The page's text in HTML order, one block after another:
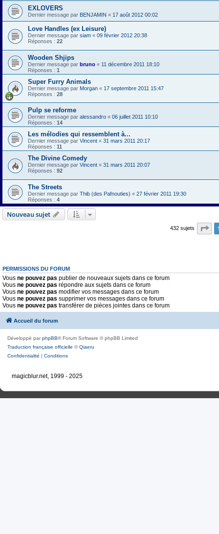
EXLOVERS
Dernier message par BENJAMIN « 17 août 2012 00:02
Love Handles (ex Leisure)
Dernier message par siam « 09 février 2012 20:38
Réponses : 22
Wooden Shjips
Dernier message par bruno « 11 décembre 2011 18:10
Réponses : 1
Super Furry Animals
Dernier message par Morgan « 17 septembre 2011 15:47
Réponses : 28
Pulp se reforme
Dernier message par alessandro « 06 juillet 2011 10:10
Réponses : 14
Les mélodies qui ressemblent à...
Dernier message par Vincent « 31 mars 2011 20:17
Réponses : 11
The Divine Comedy
Dernier message par Vincent « 31 mars 2011 20:07
Réponses : 92
The Streets
Dernier message par Thib (des Pafnouties) « 27 février 2011 19:30
Réponses : 4
Nouveau sujet
432 sujets
PERMISSIONS DU FORUM
Vous ne pouvez pas publier de nouveaux sujets dans ce forum
Vous ne pouvez pas répondre aux sujets dans ce forum
Vous ne pouvez pas modifier vos messages dans ce forum
Vous ne pouvez pas supprimer vos messages dans ce forum
Vous ne pouvez pas transférer de pièces jointes dans ce forum
Accueil du forum
Développé parphpBB® Forum Software © phpBB Limited
Traduction française officielle ©Qiaeru
Confidentialité | Conditions
magicblur.net, 1999 - 2025